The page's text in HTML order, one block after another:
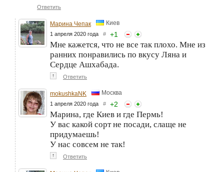
Ответить
Марина Чепак Киев
1 апреля 2020 года # +1
Мне кажется, что не все так плохо. Мне из
ранних понравились по вкусу Ляна и
Сердце Ашхабада.
↑ Ответить
mokushkaNK Москва
1 апреля 2020 года # +2
Марина, где Киев и где Пермь!
У вас какой сорт не посади, слаще не
придумаешь!
У нас совсем не так!
↑ Ответить